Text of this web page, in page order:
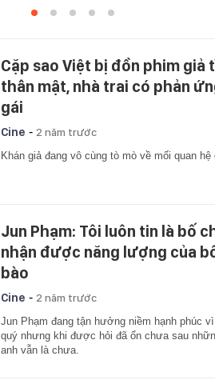
Cặp sao Việt bị đồn phim giả
thân mật, nhà trai có phản
gái
Cine - 2 năm trước
Khán giả đang vô cùng tò mò về mối quan hệ
Jun Phạm: Tôi luôn tin là bố
nhận được năng lượng của
bào
Cine - 2 năm trước
Jun Phạm đang tận hưởng niềm hạnh phúc
quý nhưng khi được hỏi đã ổn chưa sau
anh vẫn là chưa.